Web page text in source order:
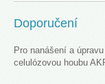
Doporučení
Pro nanášení a
celulózovou houbu